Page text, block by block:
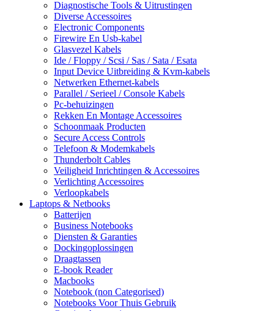
Diagnostische Tools & Uitrustingen
Diverse Accessoires
Electronic Components
Firewire En Usb-kabel
Glasvezel Kabels
Ide / Floppy / Scsi / Sas / Sata / Esata
Input Device Uitbreiding & Kvm-kabels
Netwerken Ethernet-kabels
Parallel / Serieel / Console Kabels
Pc-behuizingen
Rekken En Montage Accessoires
Schoonmaak Producten
Secure Access Controls
Telefoon & Modemkabels
Thunderbolt Cables
Veiligheid Inrichtingen & Accessoires
Verlichting Accessoires
Verloopkabels
Laptops & Netbooks
Batterijen
Business Notebooks
Diensten & Garanties
Dockingoplossingen
Draagtassen
E-book Reader
Macbooks
Notebook (non Categorised)
Notebooks Voor Thuis Gebruik